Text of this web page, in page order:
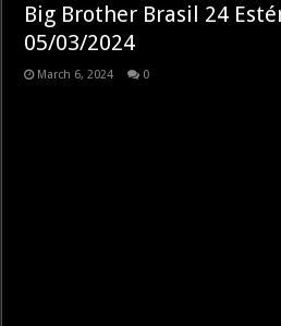
Big Brother Brasil 24
05/03/2024
March 6, 2024 0